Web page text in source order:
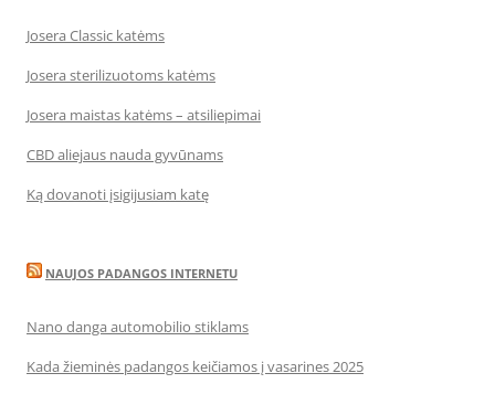
Josera Classic katėms
Josera sterilizuotoms katėms
Josera maistas katėms – atsiliepimai
CBD aliejaus nauda gyvūnams
Ką dovanoti įsigijusiam katę
NAUJOS PADANGOS INTERNETU
Nano danga automobilio stiklams
Kada žieminės padangos keičiamos į vasarines 2025